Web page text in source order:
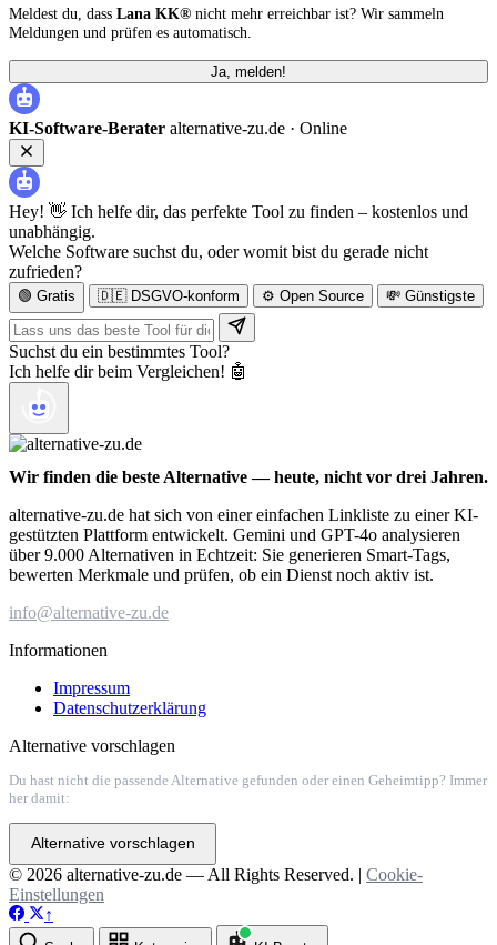
Meldest du, dass Lana KK® nicht mehr erreichbar ist? Wir sammeln
Meldungen und prüfen es automatisch.
Ja, melden!
KI-Software-Berater alternative-zu.de · Online
Hey! 👋 Ich helfe dir, das perfekte Tool zu finden – kostenlos und
unabhängig.
Welche Software suchst du, oder womit bist du gerade nicht
zufrieden?
🟢 Gratis 🇩🇪 DSGVO-konform ⚙️ Open Source 💸 Günstigste
Suchst du ein bestimmtes Tool?
Ich helfe dir beim Vergleichen! 🤖
Wir finden die beste Alternative — heute, nicht vor drei Jahren.
alternative-zu.de hat sich von einer einfachen Linkliste zu einer KI-
gestützten Plattform entwickelt. Gemini und GPT-4o analysieren
über 9.000 Alternativen in Echtzeit: Sie generieren Smart-Tags,
bewerten Merkmale und prüfen, ob ein Dienst noch aktiv ist.
info@alternative-zu.de
Informationen
Impressum
Datenschutzerklärung
Alternative vorschlagen
Du hast nicht die passende Alternative gefunden oder einen Geheimtipp? Immer
her damit:
Alternative vorschlagen
© 2026 alternative-zu.de — All Rights Reserved. | Cookie-
Einstellungen
↑